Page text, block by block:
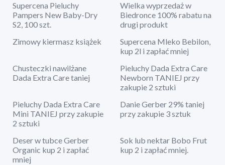
Supercena Pieluchy
Pampers New Baby-Dry
S2, 100 szt.
Wielka wyprzedaż w
Biedronce 100% rabatu na
drugi produkt
Zimowy kiermasz książek
Supercena Mleko Bebilon,
kup 2l i zapłać mniej
Chusteczki nawilżane
Dada Extra Care taniej
Pieluchy Dada Extra Care
Newborn TANIEJ przy
zakupie 2 sztuki
Pieluchy Dada Extra Care
Mini TANIEJ przy zakupie
2 sztuki
Danie Gerber 29% taniej
przy zakupie 3 sztuk
Deser w tubce Gerber
Organic kup 2 i zapłać
mniej
Sok lub nektar Bobo Frut
kup 2 i zapłać mniej.